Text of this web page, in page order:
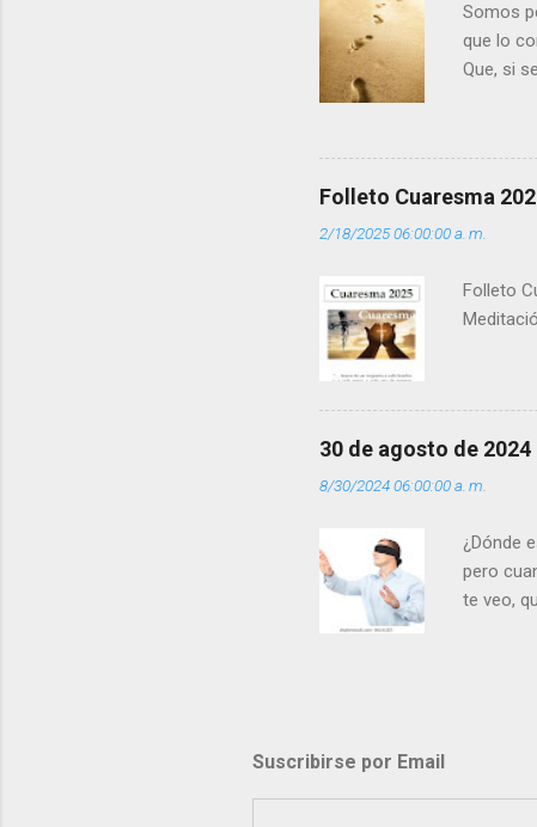
Somos
que lo
Que, si
que los
pero tú
”. - ¿Te
(+ Leer ) |
Folleto Cuaresma
2/18/2025 06:00:00 a. m.
Folleto
30 de agosto de 2024
8/30/2024 06:00:00 a. m.
¿Dónde
pero
te veo,
porque
perdón
Suscribirse por Email